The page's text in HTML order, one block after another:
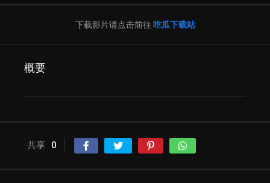
下载影片请点击前往 吃瓜下载站
概要
共享 0